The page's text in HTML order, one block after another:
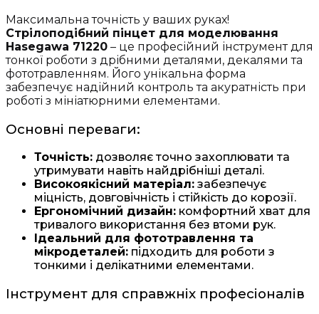
Максимальна точність у ваших руках!
Стрілоподібний пінцет для моделювання
Hasegawa 71220 – це професійний інструмент для
тонкої роботи з дрібними деталями, декалями та
фототравленням. Його унікальна форма
забезпечує надійний контроль та акуратність при
роботі з мініатюрними елементами.
Основні переваги:
Точність: дозволяє точно захоплювати та
утримувати навіть найдрібніші деталі.
Високоякісний матеріал: забезпечує
міцність, довговічність і стійкість до корозії.
Ергономічний дизайн: комфортний хват для
тривалого використання без втоми рук.
Ідеальний для фототравлення та
мікродеталей: підходить для роботи з
тонкими і делікатними елементами.
Інструмент для справжніх професіоналів